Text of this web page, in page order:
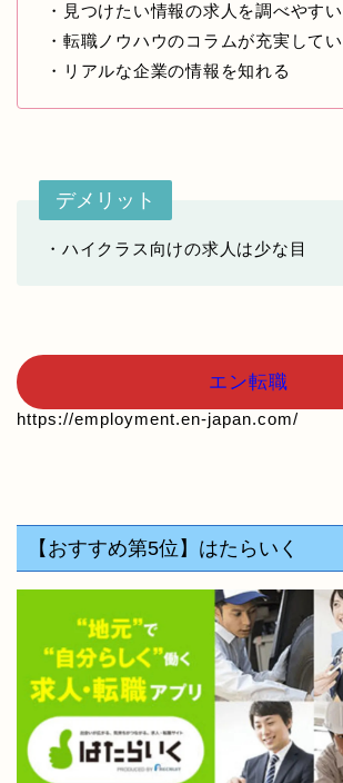
・見つけたい情報の求人を調べやすい
・転職ノウハウのコラムが充実して
・リアルな企業の情報を知れる
デメリット
・ハイクラス向けの求人は少な目
エン転職
https://employment.en-japan.com/
【おすすめ第5位】はたらいく